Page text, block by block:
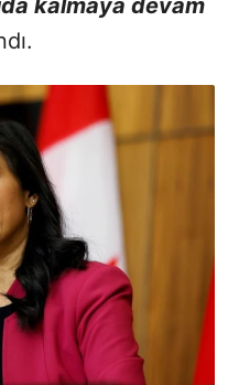
kalmaya devam